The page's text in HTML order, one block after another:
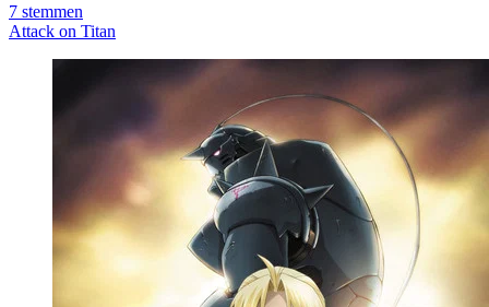
7 stemmen
Attack on Titan